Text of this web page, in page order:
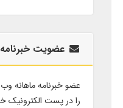
عضویت خبرنامه
عضو خبرنامه ماهانه
را در پست الکترونیک